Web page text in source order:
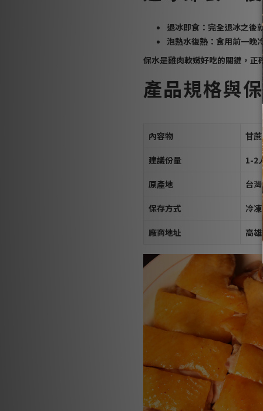
退冰即食：完全退冰之後
泡熱水復熱：食用前一晚
保水是雞肉軟嫩好吃的關鍵，正
產品規格與
內容物 甘
建議份量 1-2
原產地 台灣
保存方式 冷
廠商地址 高